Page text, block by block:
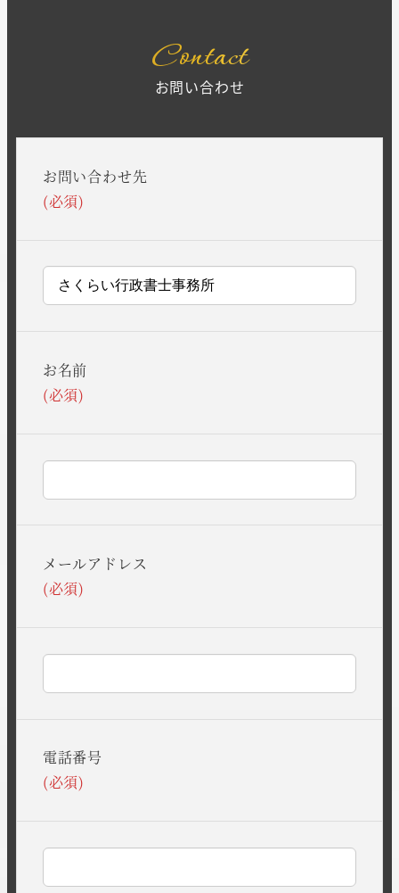
Contact
お問い合わせ
お問い合わせ先
(必須)
お名前
(必須)
メールアドレス
(必須)
電話番号
(必須)